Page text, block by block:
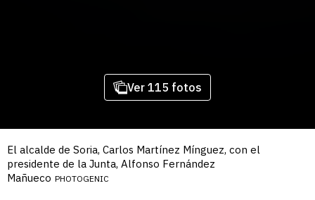
Ver 115 fotos
El alcalde de Soria, Carlos Martínez Mínguez, con el
presidente de la Junta, Alfonso Fernández
Mañueco PHOTOGENIC